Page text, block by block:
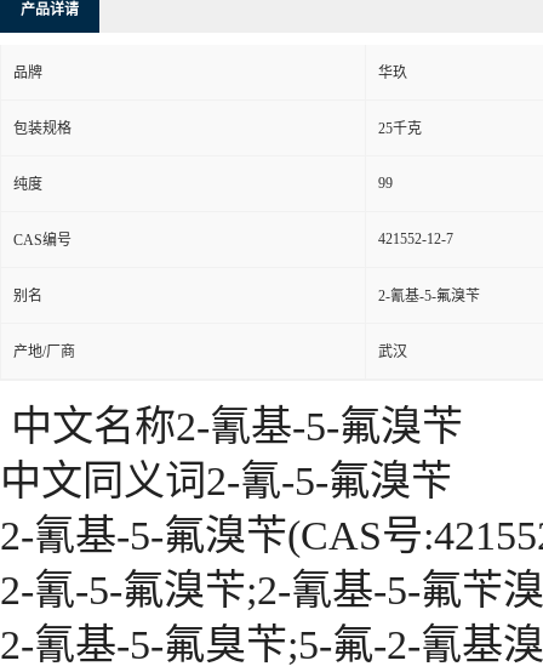
产品详请
品牌 华玖
包装规格 25千克
纯度 99
CAS编号 421552-12-7
别名 2-氰基-5-氟溴苄
产地/厂商 武汉
中文名称2-氰基-5-氟溴苄
中文同义词2-氰-5-氟溴苄
2-氰基-5-氟溴苄(CAS号
2-氰-5-氟溴苄;2-氰基-5-氟苄
2-氰基-5-氟臭苄;5-氟-2-氰基